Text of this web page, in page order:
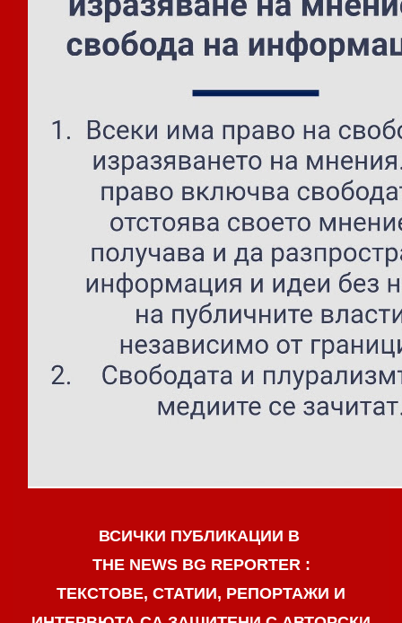
ВСИЧКИ ПУБЛИКАЦИИ В
THE NEWS BG REPORTER :
ТЕКСТОВЕ, СТАТИИ, РЕПОРТАЖИ И